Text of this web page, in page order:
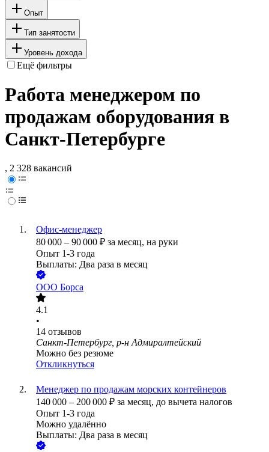
Опыт
Тип занятости
Уровень дохода
Ещё фильтры
Работа менеджером по
продажам оборудования в
Санкт-Петербурге
, 2 328 вакансий
Офис-менеджер
80 000 – 90 000 ₽ за месяц, на руки
Опыт 1-3 года
Выплаты: Два раза в месяц
ООО Борса
4.1
•
14 отзывов
Санкт-Петербург, р-н Адмиралтейский
Можно без резюме
Откликнуться
Менеджер по продажам морских контейнеров
140 000 – 200 000 ₽ за месяц, до вычета налогов
Опыт 1-3 года
Можно удалённо
Выплаты: Два раза в месяц